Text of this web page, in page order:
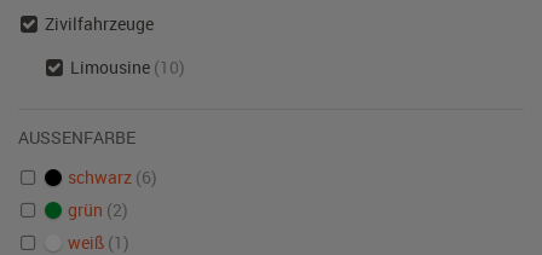
Zivilfahrzeuge
Limousine (10)
AUSSENFARBE
schwarz (6)
grün (2)
weiß (1)